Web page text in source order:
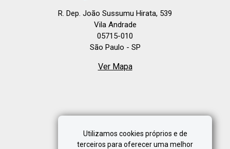
Utilizamos cookies próprios e de
terceiros para oferecer uma melhor
R. Dep. João Sussumu Hirata, 539
Vila Andrade
05715-010
São Paulo - SP
Ver Mapa